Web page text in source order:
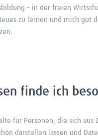
– in der freien
zu lernen und mich gut
finde ich
für Personen, die sich
darstellen lassen und